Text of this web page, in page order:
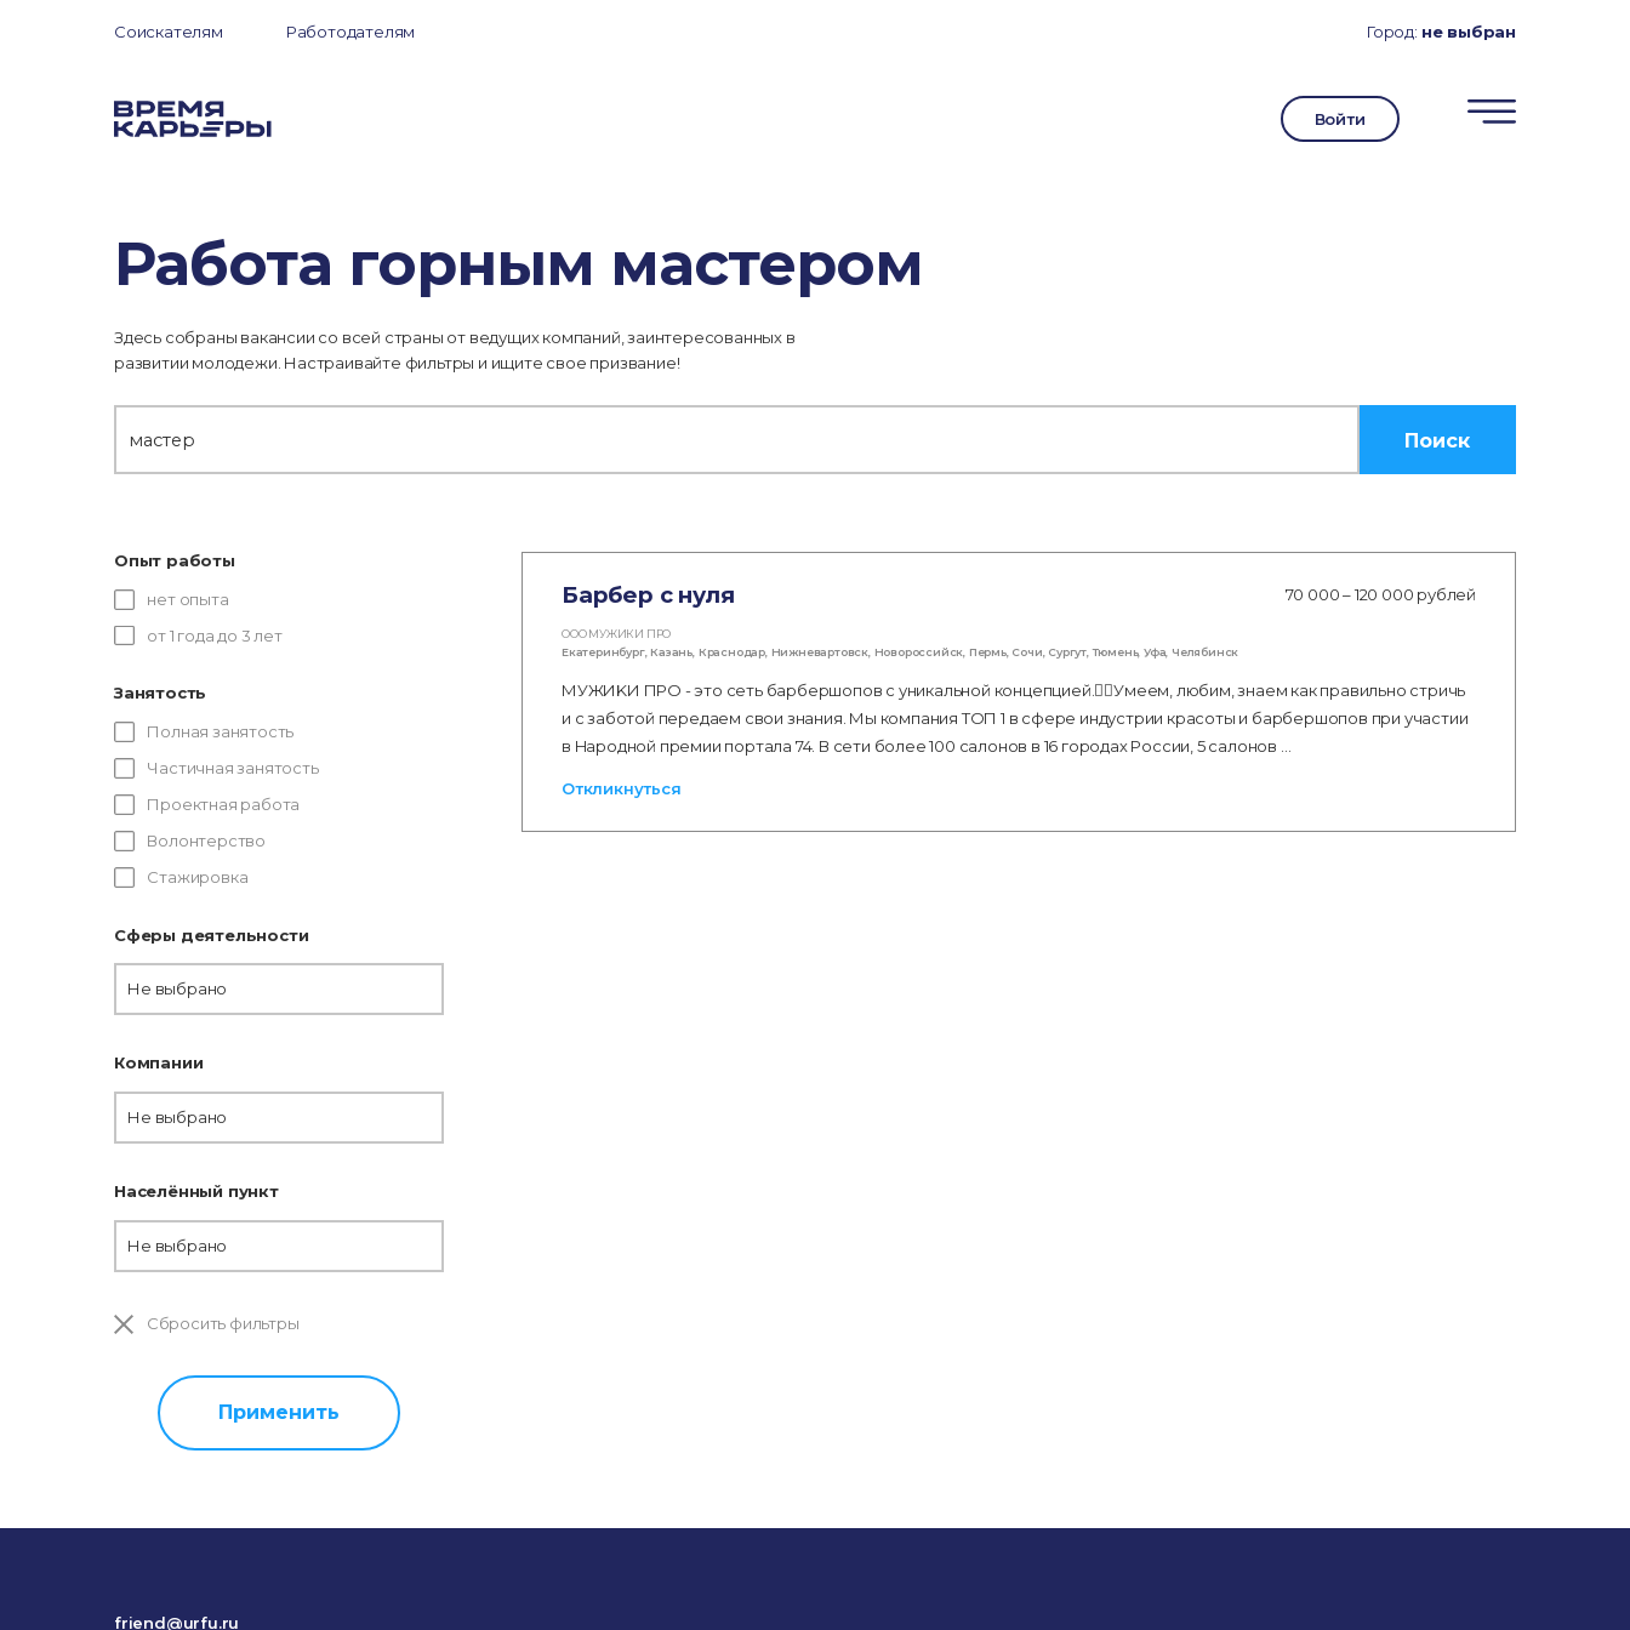
Соискателям Работодателям Город: не выбран
Войти
Работа горным мастером
Здесь собраны вакансии со всей страны от ведущих компаний, заинтересованных в
развитии молодежи. Настраивайте фильтры и ищите свое призвание!
Поиск
Опыт работы
нет опыта
от 1 года до 3 лет
Занятость
Полная занятость
Частичная занятость
Проектная работа
Волонтерство
Стажировка
Сферы деятельности
Не выбрано
Компании
Не выбрано
Населённый пункт
Не выбрано
Сбросить фильтры
Применить
Барбер с нуля 70 000 – 120 000 рублей
ООО МУЖИКИ ПРО
Екатеринбург, Казань Краснодар, Нижневартовск, Новороссийск Пермь, Сочи Сургут ,Тюмень,Уфа Челябинск
МУЖИKИ ПPО - этo cеть барбершопов с уникальной кoнцепциeй.💇‍♂️Умеем, любим, знаем как правильно стричь
и с заботой передаем свои знания. Мы компания ТОП 1 в сфepе индустрии красoты и бapбeршoпoв при учaстии
в Hароднoй премии портала 74. В сети более 100 салонов в 16 городах России, 5 салонов …
Откликнуться
friend@urfu.ru